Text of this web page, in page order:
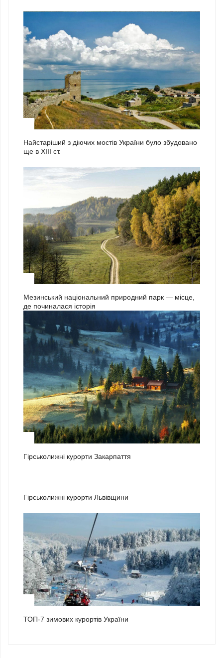
Найстаріший з діючих мостів України було збудовано
ще в ХІІІ ст.
Мезинський національний природний парк — місце,
де починалася історія
Гірськолижні курорти Закарпаття
Гірськолижні курорти Львівщини
ТОП-7 зимових курортів України